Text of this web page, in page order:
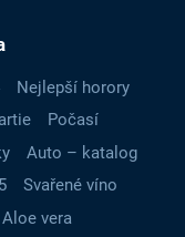
Nejlepší horory
Počasí
Auto – katalog
Svařené víno
Aloe vera